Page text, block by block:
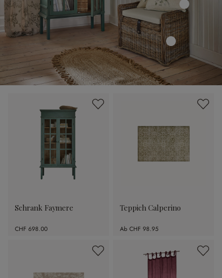
Schrank Faymere
CHF 698.00
Teppich Calperino
Ab CHF 98.95